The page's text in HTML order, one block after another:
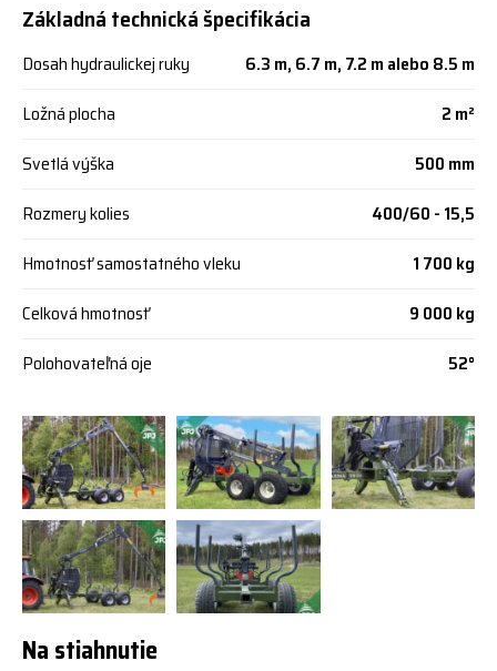
Základná technická špecifikácia
Dosah hydraulickej ruky
6.3 m, 6.7 m, 7.2 m alebo 8.5 m
Ložná plocha
2 m²
Svetlá výška
500 mm
Rozmery kolies
400/60 - 15,5
Hmotnosť samostatného vleku
1 700 kg
Celková hmotnosť
9 000 kg
Polohovateľná oje
52°
Na stiahnutie